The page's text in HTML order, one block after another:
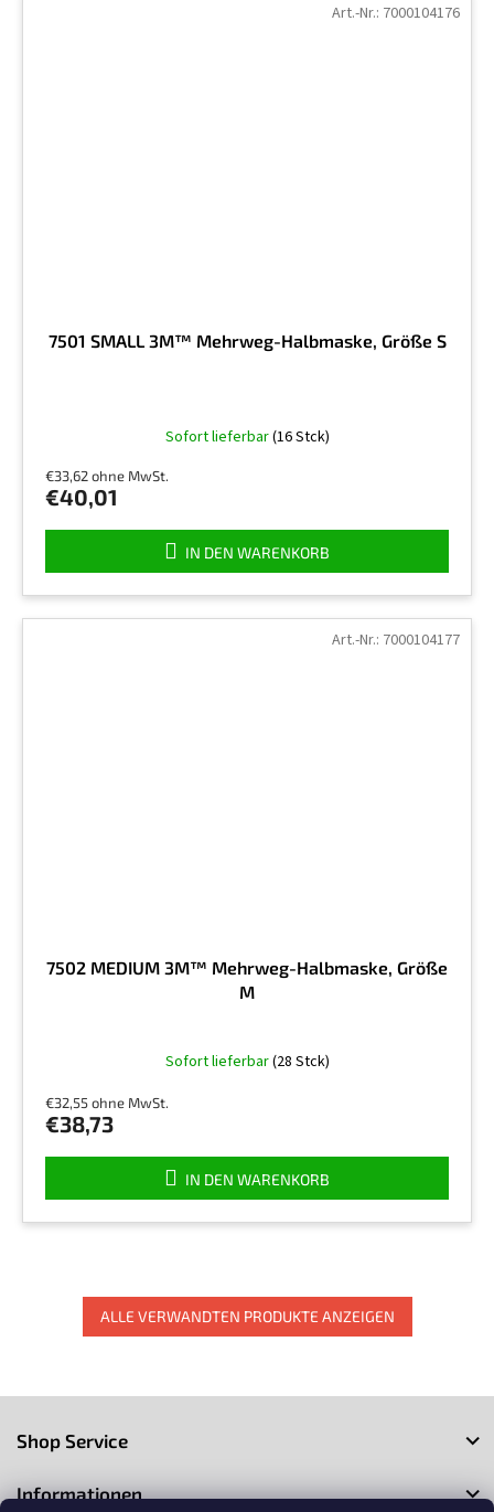
7501 SMALL 3M™ Mehrweg-Halbmaske, Größe S
Sofort lieferbar(16 Stck)
€33,62 ohne MwSt.
€40,01
IN DEN WARENKORB
Art.-Nr.: 7000104176
7502 MEDIUM 3M™ Mehrweg-Halbmaske, Größe
M
Die
durchschnittliche
von
5
Sternen.
Sofort lieferbar(28 Stck)
€32,55 ohne MwSt.
€38,73
IN DEN WARENKORB
Art.-Nr.: 7000104177
ALLE VERWANDTEN PRODUKTE ANZEIGEN
e
Shop Service
Informationen